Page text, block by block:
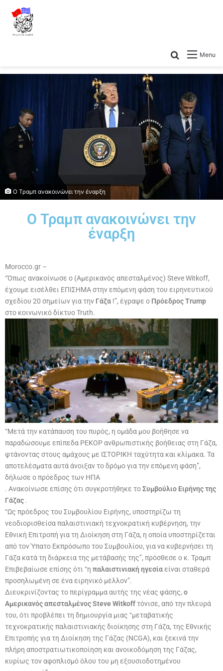
Menu
Ο Τραμπ ανακοινώνει την έναρξη
Ο Τραμπ ανακοινώνει την
έναρξη
Morocco.gr –
“Όπως ανακοίνωσε ο (Αμερικανός απεσταλμένος) Steve Witkoff,
έχουμε εισέλθει ΕΠΙΣΗΜΑ στην επόμενη φάση του ειρηνευτικού
σχεδίου 20 σημείων για την Γάζα !”, έγραψε ο Πρόεδρος Trump
στο κοινωνικό δίκτυο Truth.
“Μετά την κατάπαυση του πυρός, η ομάδα μου βοήθησε να
παραδώσουμε επίπεδα ΡΕΚΟΡ ανθρωπιστικής βοήθειας στη Γάζα,
φτάνοντας στους αμάχους με ΙΣΤΟΡΙΚΗ ταχύτητα και κλίμακα. Τα
αποτελέσματα αυτά άνοιξαν το δρόμο για την επόμενη φάση”,
δήλωσε ο πρόεδρος των ΗΠΑ
. Ανακοίνωσε επίσης ότι συγκροτήθηκε τοΣυμβούλιο Ειρήνης της
Γάζας .
“Ως πρόεδρος του Συμβουλίου Ειρήνης, υποστηρίζω τη
νεοδιορισθείσα παλαιστινιακή τεχνοκρατική κυβέρνηση, την
Εθνική Επιτροπή για τη Διοίκηση στη Γάζα, η οποία υποστηρίζεται
από τον Ύπατο Εκπρόσωπο του Συμβουλίου, για να κυβερνήσει τη
Γάζα κατά τη διάρκεια της μετάβασής της”, πρόσθεσε ο κ. Τραμπ
Επιβεβαίωσε επίσης ότι “η παλαιστινιακή ηγεσίαείναι σταθερά
προσηλωμένη σε ένα ειρηνικό μέλλον”.
Διευκρινίζοντας το περίγραμμα αυτής της νέας φάσης, ο
Αμερικανός απεσταλμένος Steve Witkoffτόνισε, από την πλευρά
του, ότι προβλέπει τη δημιουργία μιας “μεταβατικής
τεχνοκρατικής παλαιστινιακής διοίκησης στη Γάζα, της Εθνικής
Επιτροπής για τη Διοίκηση της Γάζας (NCGA), και ξεκινά την
πλήρη αποστρατιωτικοποίηση και ανοικοδόμηση της Γάζας,
κυρίως τον αφοπλισμό όλου του μη εξουσιοδοτημένου